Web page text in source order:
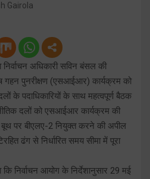
Gairola
अधिकारी सविन बंसल की
गहन पुनरीक्षण (एसआईआर) कार्यक्रम को
के पदाधिकारियों के साथ महत्वपूर्ण बैठक
दलों को एसआईआर कार्यक्रम की
बूथ पर बीएलए-2 नियुक्त करने की अपील
ढंग से निर्धारित समय सीमा में पूरा
कि निर्वाचन आयोग के निर्देशानुसार 29 मई